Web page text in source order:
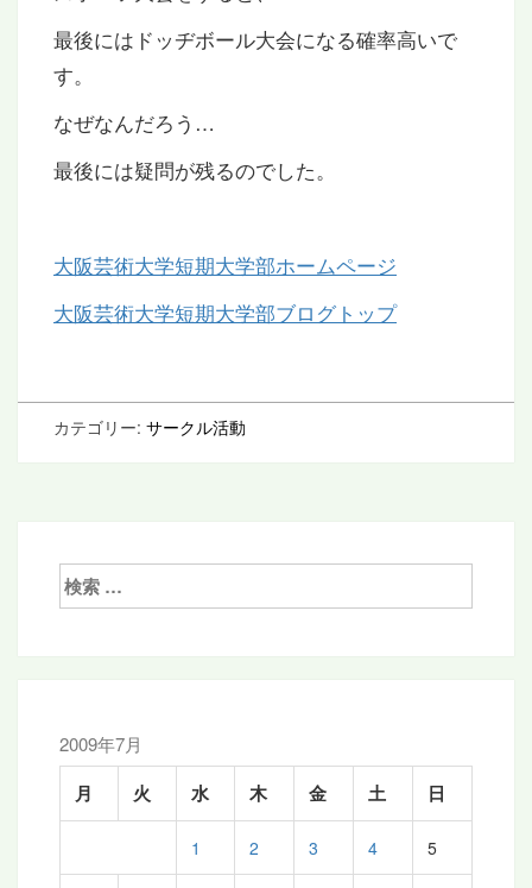
最後にはドッヂボール大会になる確率高いで
す。
なぜなんだろう…
最後には疑問が残るのでした。
大阪芸術大学短期大学部ホームページ
大阪芸術大学短期大学部ブログトップ
カテゴリー: サークル活動
検
索:
2009年7月
月 火 水 木 金 土 日
1 2 3 4 5